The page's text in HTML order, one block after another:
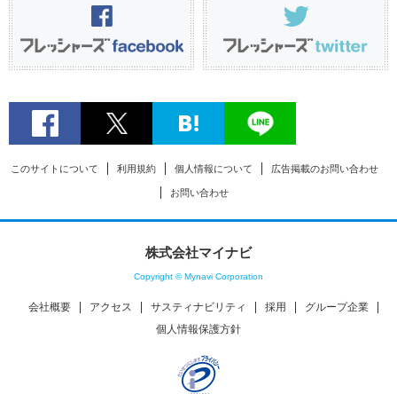
このサイトについて 利用規約 個人情報について 広告掲載のお問い合わせ
お問い合わせ
株式会社マイナビ
Copyright © Mynavi Corporation
会社概要 アクセス サスティナビリティ 採用
グループ企業
個人情報保護方針